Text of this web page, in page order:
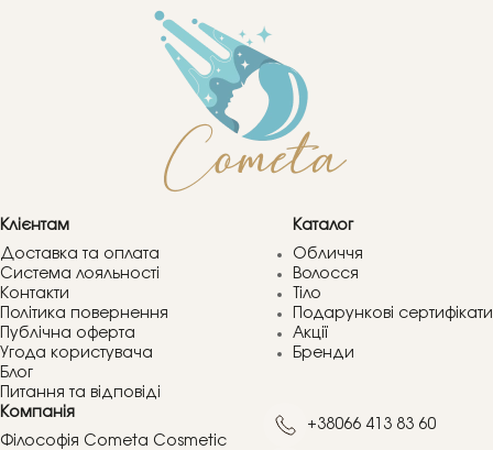
Клієнтам
Доставка та оплата
Система лояльності
Контакти
Політика повернення
Публічна оферта
Угода користувача
Блог
Питання та відповіді
Каталог
Обличчя
Волосся
Тіло
Подарункові сертифікати
Акції
Бренди
Компанія
Філософія Cometa Cosmetic
+38066 413 83 60